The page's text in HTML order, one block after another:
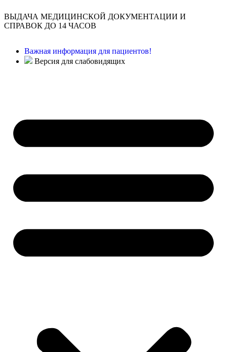
ВЫДАЧА МЕДИЦИНСКОЙ ДОКУМЕНТАЦИИ И
СПРАВОК ДО 14 ЧАСОВ
Важная информация для пациентов!
Версия для слабовидящих